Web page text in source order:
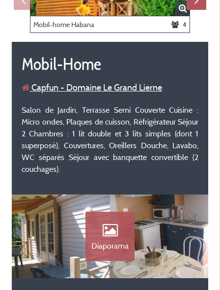
Mobil-home Habana 4
Mobil-Home
Capfun - Domaine Le Grand Lierne
Salon de Jardin, Terrasse Semi Couverte Cuisine :
Micro ondes, Plaques de cuisson, Réfrigérateur Séjour
2 Chambres : 1 lit double et 3 lits simples (dont 1
superposé), Couvertures, Oreillers Douche, Lavabo,
WC séparés Séjour avec banquette convertible (2
couchages).
Diaporama